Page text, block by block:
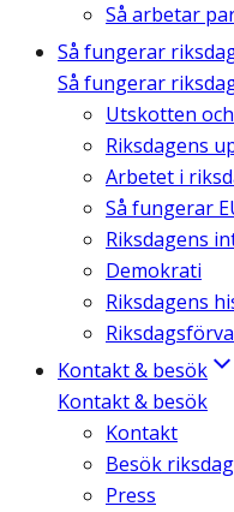
Så arbetar
Så fungerar
Så fungerar
Utskotten
Riksdagens
Arbetet i
Så fungerar
Riksdagens
Demokrati
Riksdagens
Kontakt & besök
Kontakt & besök
Kontakt
Besök
Press